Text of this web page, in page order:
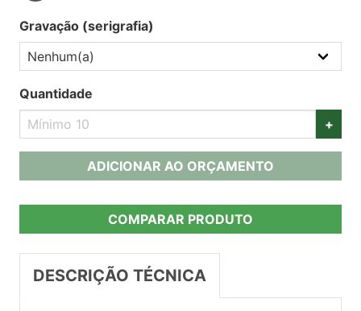
Gravação (serigrafia)
Quantidade
+
ADICIONAR AO ORÇAMENTO
COMPARAR PRODUTO
DESCRIÇÃO TÉCNICA